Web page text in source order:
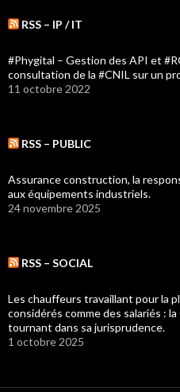
RSS – IP / IT
#Phygital – Gestion des API et
consultation de la #CNIL sur un
11 octobre 2022
RSS – PUBLIC
Assurance construction, la
aux équipements industriels.
24 novembre 2025
RSS – SOCIAL
Les chauffeurs travaillant pour la
considérés comme des salariés :
tournant dans sa jurisprudence.
1 octobre 2025